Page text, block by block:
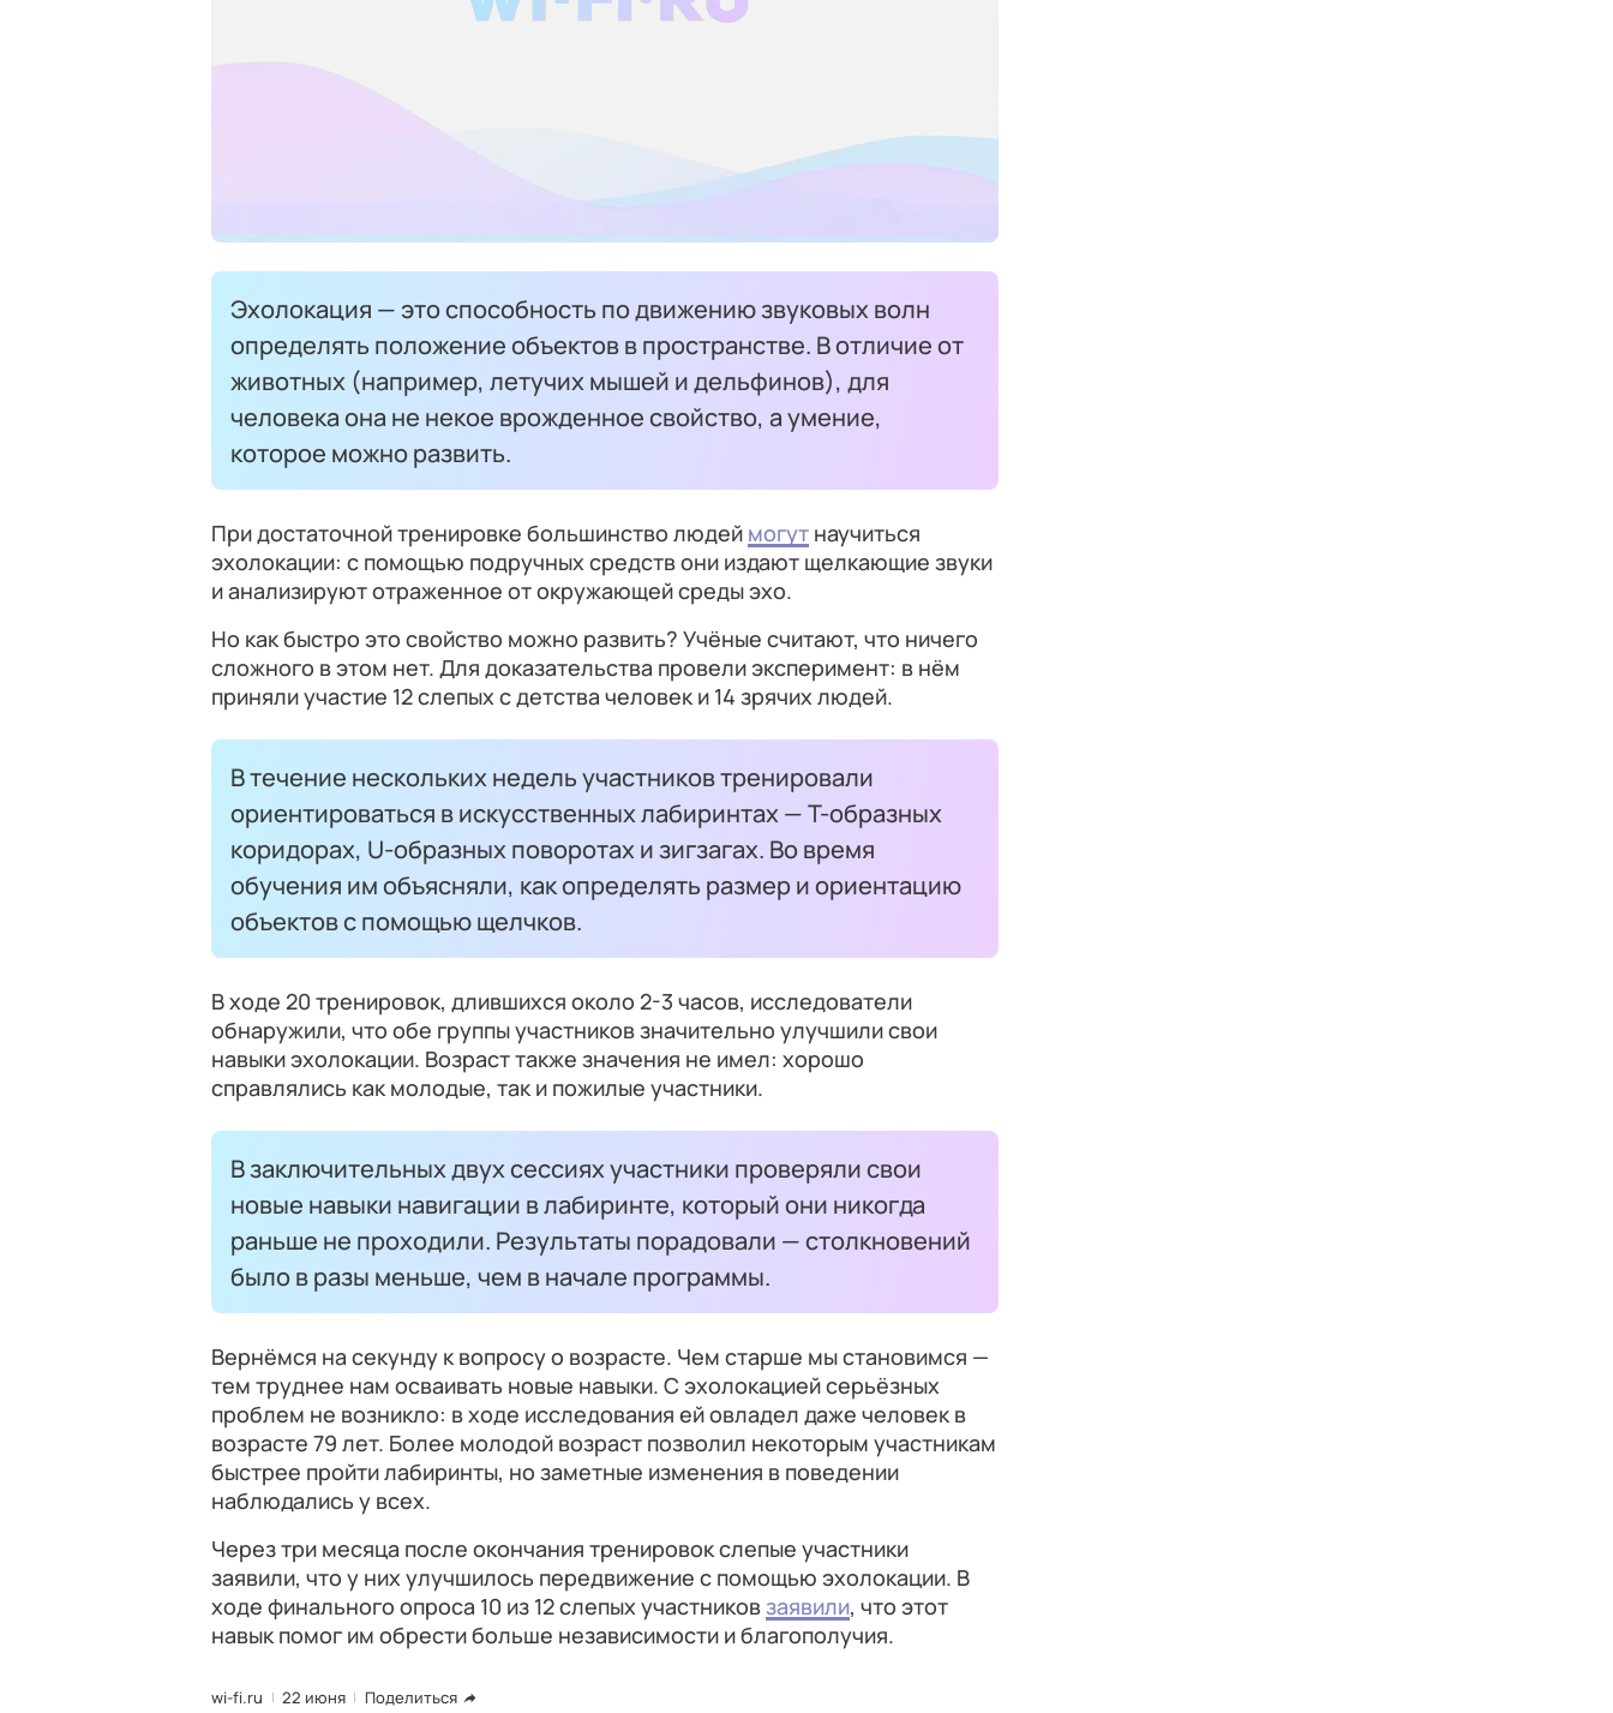
Эхолокация — это способность по движению звуковых волн
определять положение объектов в пространстве. В отличие от
животных (например, летучих мышей и дельфинов), для
человека она не некое врожденное свойство, а умение,
которое можно развить.
При достаточной тренировке большинство людей могут научиться
эхолокации: с помощью подручных средств они издают щелкающие звуки
и анализируют отраженное от окружающей среды эхо.
Но как быстро это свойство можно развить? Учёные считают, что ничего
сложного в этом нет. Для доказательства провели эксперимент: в нём
приняли участие 12 слепых с детства человек и 14 зрячих людей.
В течение нескольких недель участников тренировали
ориентироваться в искусственных лабиринтах — Т-образных
коридорах, U-образных поворотах и зигзагах. Во время
обучения им объясняли, как определять размер и ориентацию
объектов с помощью щелчков.
В ходе 20 тренировок, длившихся около 2-3 часов, исследователи
обнаружили, что обе группы участников значительно улучшили свои
навыки эхолокации. Возраст также значения не имел: хорошо
справлялись как молодые, так и пожилые участники.
В заключительных двух сессиях участники проверяли свои
новые навыки навигации в лабиринте, который они никогда
раньше не проходили. Результаты порадовали — столкновений
было в разы меньше, чем в начале программы.
Вернёмся на секунду к вопросу о возрасте. Чем старше мы становимся —
тем труднее нам осваивать новые навыки. С эхолокацией серьёзных
проблем не возникло: в ходе исследования ей овладел даже человек в
возрасте 79 лет. Более молодой возраст позволил некоторым участникам
быстрее пройти лабиринты, но заметные изменения в поведении
наблюдались у всех.
Через три месяца после окончания тренировок слепые участники
заявили, что у них улучшилось передвижение с помощью эхолокации. В
ходе финального опроса 10 из 12 слепых участников заявили, что этот
навык помог им обрести больше независимости и благополучия.
wi-fi.ru 22 июня Поделиться